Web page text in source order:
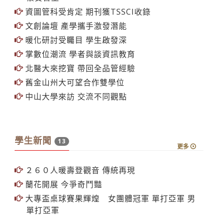
資圖管科受肯定 期刊獲TSSCI收錄
文創論壇 產學攜手激發潛能
暖化研討受矚目 學生啟發深
掌數位潮流 學者與談資訊教育
北醫大來挖寶 帶回全品管經驗
舊金山州大可望合作雙學位
中山大學來訪 交流不同觀點
學生新聞 13
更多
２６０人暖壽登觀音 傳統再現
蘭花開展 今爭奇鬥豔
大專盃桌球賽果輝煌 女團體冠軍 單打亞軍 男
單打亞軍